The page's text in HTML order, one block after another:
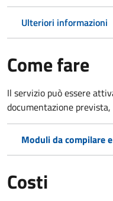
Ulteriori informazioni
Come fare
Il servizio può essere
documentazione
Moduli da compilare
Costi